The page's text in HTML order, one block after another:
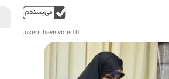
0 users have voted.